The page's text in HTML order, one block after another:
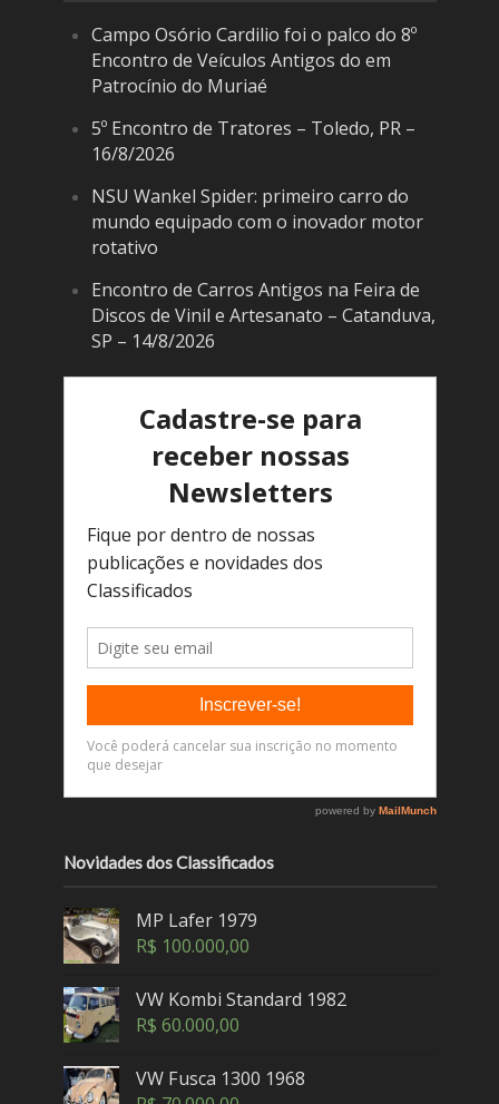
Campo Osório Cardilio foi o palco do 8º
Encontro de Veículos Antigos do em
Patrocínio do Muriaé
5º Encontro de Tratores – Toledo, PR –
16/8/2026
NSU Wankel Spider: primeiro carro do
mundo equipado com o inovador motor
rotativo
Encontro de Carros Antigos na Feira de
Discos de Vinil e Artesanato – Catanduva,
SP – 14/8/2026
Novidades dos Classificados
MP Lafer 1979
R$ 100.000,00
VW Kombi Standard 1982
R$ 60.000,00
VW Fusca 1300 1968